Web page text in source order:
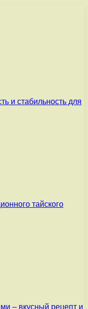
и стабильность для
тайского
– вкусный рецепт и